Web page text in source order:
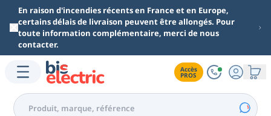
Aller au contenu principal
En raison d'incendies récents en France et en Europe,
certains délais de livraison peuvent être allongés. Pour
toute information complémentaire, merci de nous
contacter.
Accès
PROS